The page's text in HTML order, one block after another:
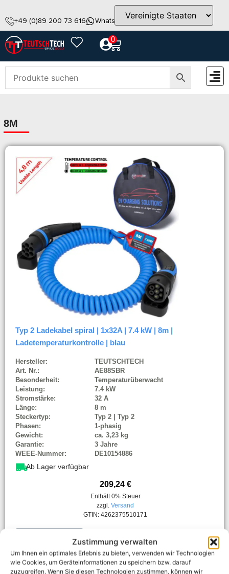
Zustimmung verwalten
Um Ihnen ein optimales Erlebnis zu bieten, verwenden wir Technologien
wie Cookies, um Geräteinformationen zu speichern bzw. darauf
zuzugreifen. Wenn Sie diesen Technologien zustimmen, können wir
+49 (0)89 200 73 616 WhatsApp info@teutschtech.com
0
8M
Typ 2 Ladekabel spiral | 1x32A | 7.4 kW | 8m |
Ladetemperaturkontrolle | blau
Hersteller:
TEUTSCHTECH
Art. Nr.:
AE88SBR
Besonderheit:
Leistung:
Temperaturüberwacht
7.4 kW
Stromstärke:
Länge:
32 A
8 m
Steckertyp:
Phasen:
Typ 2 | Typ 2
1-phasig
Gewicht:
Garantie:
ca. 3,23 kg
3 Jahre
WEEE-Nummer:
DE10154886
Ab Lager verfügbar
209,24 €
Enthält 0% Steuer
zzgl. Versand
GTIN: 4262375510171